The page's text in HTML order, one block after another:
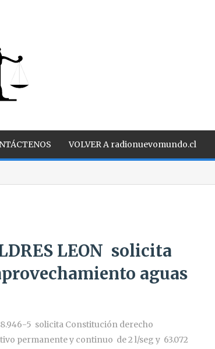
VOLVER A radionuevomundo.cl
LEON solicita
aguas
5 solicita Constitución derecho
permanente y continuo de 2 l/seg y 63.072